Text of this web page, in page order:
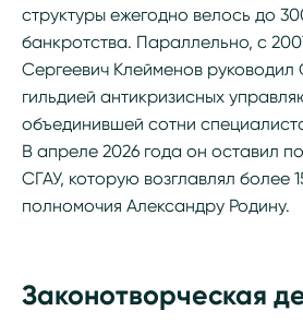
структуры ежегодно велось до
банкротства. Параллельно, с
Сергеевич Клейменов руководил
гильдией антикризисных
объединившей сотни
В апреле 2026 года он оставил
СГАУ, которую возглавлял более
полномочия Александру Родину.
Законотворческая